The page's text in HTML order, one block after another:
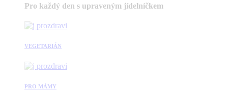
Pro každý den s upraveným jídelníčkem
VEGETARIÁN
PRO MÁMY